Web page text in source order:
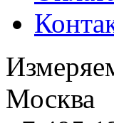
Москва